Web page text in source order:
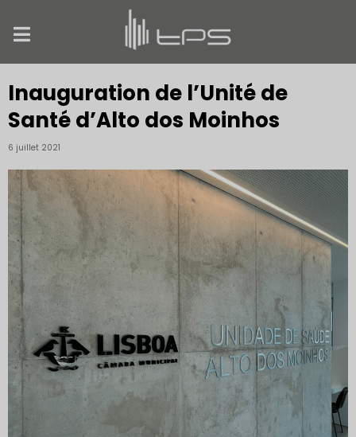
Inauguration de l’Unité de
Santé d’Alto dos Moinhos
6 juillet 2021